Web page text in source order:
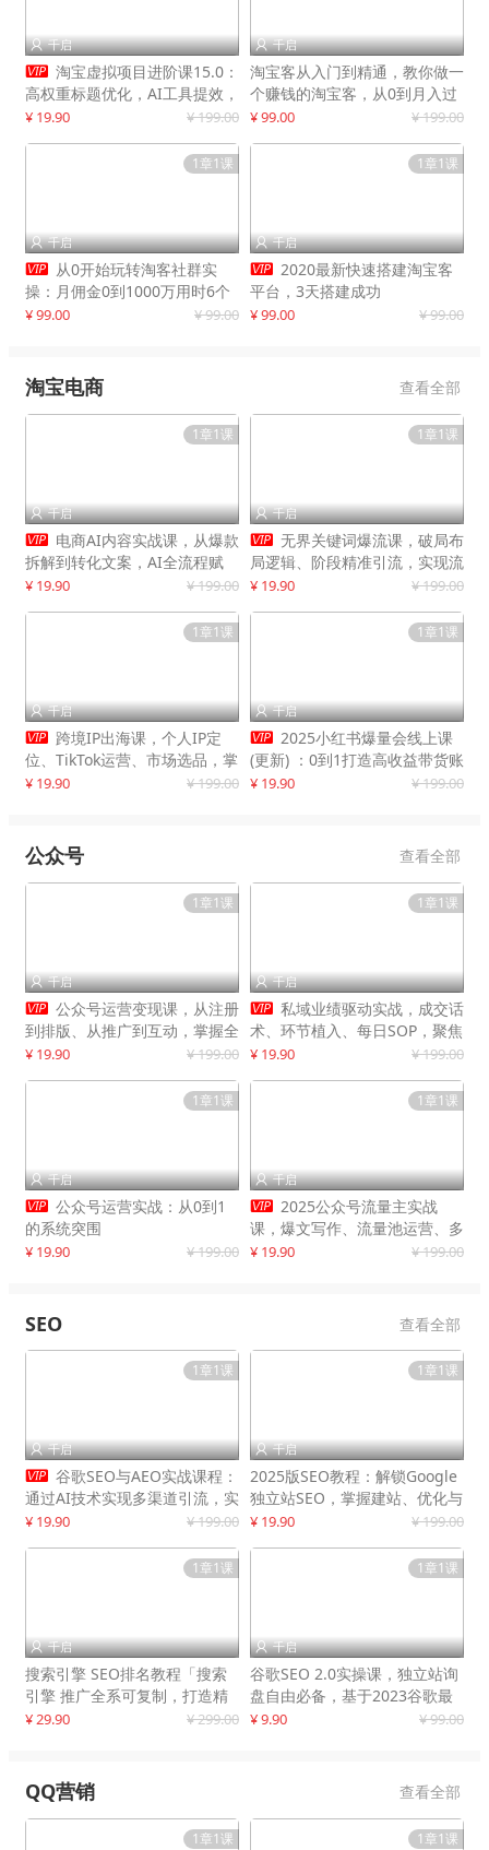
 千启
 淘宝虚拟项目进阶课15.0：
高权重标题优化，AI工具提效，
自动盈利模式搭建
¥ 19.90 ¥ 199.00
 千启
淘宝客从入门到精通，教你做一
个赚钱的淘宝客，从0到月入过
万
¥ 99.00 ¥ 199.00
1章1课
 千启
 从0开始玩转淘客社群实
操：月佣金0到1000万用时6个
月
¥ 99.00 ¥ 99.00
1章1课
 千启
 2020最新快速搭建淘宝客
平台，3天搭建成功
¥ 99.00 ¥ 99.00
淘宝电商 查看全部
1章1课
 千启
 电商AI内容实战课，从爆款
拆解到转化文案，AI全流程赋
能，解放人力，单月节省内容成
¥ 19.90 ¥ 199.00
1章1课
 千启
 无界关键词爆流课，破局布
局逻辑、阶段精准引流，实现流
量翻倍，店铺业绩增长50%+
¥ 19.90 ¥ 199.00
1章1课
 千启
 跨境IP出海课，个人IP定
位、TikTok运营、市场选品，掌
握核心闭环，实现月入1万美金
¥ 19.90 ¥ 199.00
1章1课
 千启
 2025小红书爆量会线上课
(更新) ：0到1打造高收益带货账
号，靠小红书带货年入100w？
¥ 19.90 ¥ 199.00
公众号 查看全部
1章1课
 千启
 公众号运营变现课，从注册
到排版、从推广到互动，掌握全
流程，开启个人品牌月入
¥ 19.90 ¥ 199.00
1章1课
 千启
 私域业绩驱动实战，成交话
术、环节植入、每日SOP，聚焦
增长，驱动营收持续突破
¥ 19.90 ¥ 199.00
1章1课
 千启
 公众号运营实战：从0到1
的系统突围
¥ 19.90 ¥ 199.00
1章1课
 千启
 2025公众号流量主实战
课，爆文写作、流量池运营、多
平台分发，新手日入千元月赚5
¥ 19.90 ¥ 199.00
SEO 查看全部
1章1课
 千启
 谷歌SEO与AEO实战课程：
通过AI技术实现多渠道引流，实
现网站流量增长300%
¥ 19.90 ¥ 199.00
1章1课
 千启
2025版SEO教程：解锁Google
独立站SEO，掌握建站、优化与
变现技巧
¥ 19.90 ¥ 199.00
1章1课
 千启
搜索引擎 SEO排名教程「搜索
引擎 推广全系可复制，打造精
准被动流量系统
¥ 29.90 ¥ 299.00
1章1课
 千启
谷歌SEO 2.0实操课，独立站询
盘自由必备，基于2023谷歌最
新算法录制
¥ 9.90 ¥ 99.00
QQ营销 查看全部
1章1课 1章1课